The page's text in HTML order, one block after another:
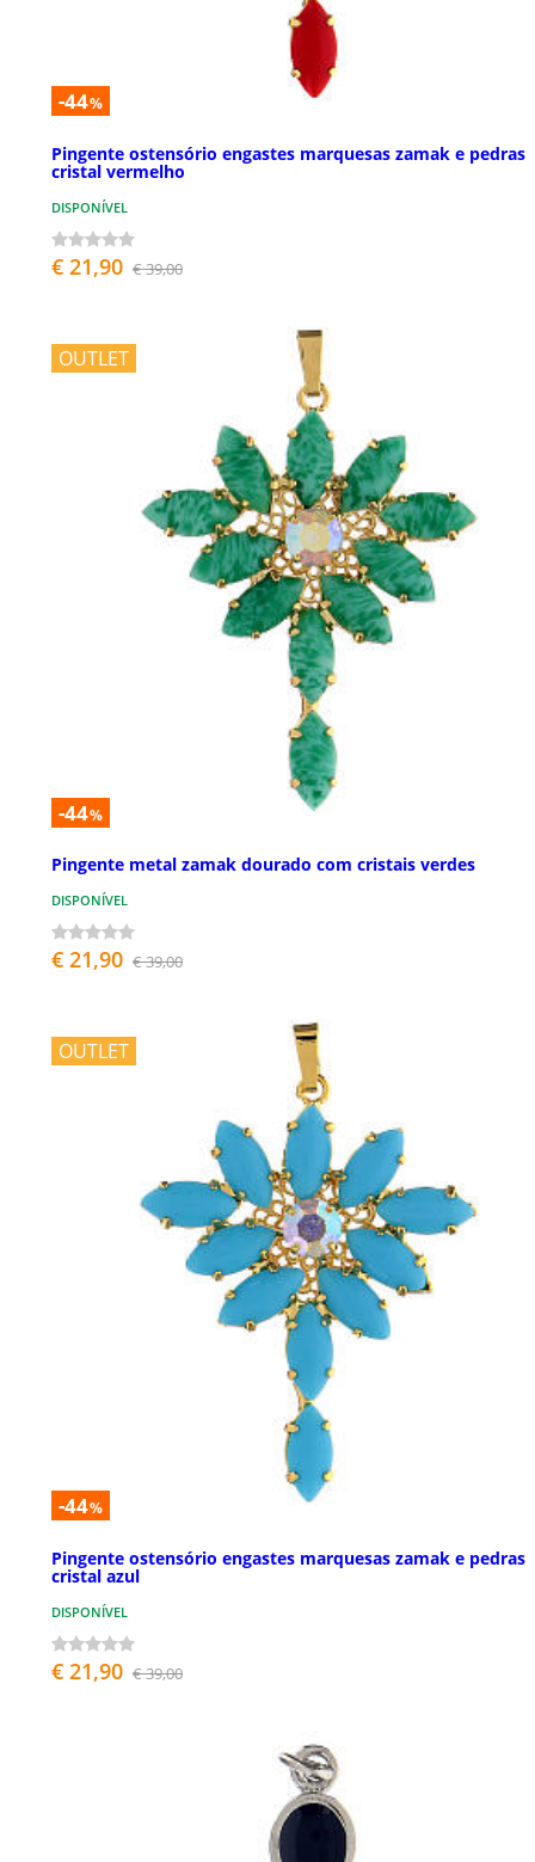
-44%
Pingente ostensório engastes marquesas zamak e pedras
cristal vermelho
DISPONÍVEL
€ 21,90 € 39,00
OUTLET
-44%
Pingente metal zamak dourado com cristais verdes
DISPONÍVEL
€ 21,90 € 39,00
OUTLET
-44%
Pingente ostensório engastes marquesas zamak e pedras
cristal azul
DISPONÍVEL
€ 21,90 € 39,00